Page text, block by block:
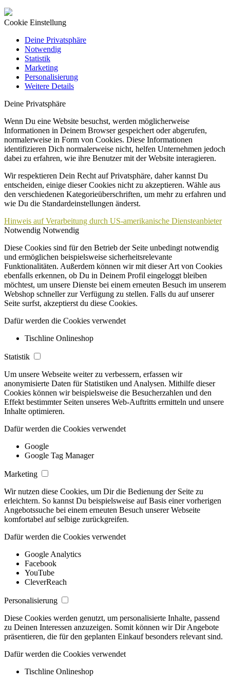
Cookie Einstellung
Deine Privatsphäre
Notwendig
Statistik
Marketing
Personalisierung
Weitere Details
Deine Privatsphäre
Wenn Du eine Website besuchst, werden möglicherweise
Informationen in Deinem Browser gespeichert oder abgerufen,
normalerweise in Form von Cookies. Diese Informationen
identifizieren Dich normalerweise nicht, helfen Unternehmen jedoch
dabei zu erfahren, wie ihre Benutzer mit der Website interagieren.
Wir respektieren Dein Recht auf Privatsphäre, daher kannst Du
entscheiden, einige dieser Cookies nicht zu akzeptieren. Wähle aus
den verschiedenen Kategorieüberschriften, um mehr zu erfahren und
wie Du die Standardeinstellungen änderst.
Hinweis auf Verarbeitung durch US-amerikanische Diensteanbieter
Notwendig Notwendig
Diese Cookies sind für den Betrieb der Seite unbedingt notwendig
und ermöglichen beispielsweise sicherheitsrelevante
Funktionalitäten. Außerdem können wir mit dieser Art von Cookies
ebenfalls erkennen, ob Du in Deinem Profil eingeloggt bleiben
möchtest, um unsere Dienste bei einem erneuten Besuch im unserem
Webshop schneller zur Verfügung zu stellen. Falls du auf unserer
Seite surfst, akzeptierst du diese Cookies.
Dafür werden die Cookies verwendet
Tischline Onlineshop
Statistik
Um unsere Webseite weiter zu verbessern, erfassen wir
anonymisierte Daten für Statistiken und Analysen. Mithilfe dieser
Cookies können wir beispielsweise die Besucherzahlen und den
Effekt bestimmter Seiten unseres Web-Auftritts ermitteln und unsere
Inhalte optimieren.
Dafür werden die Cookies verwendet
Google
Google Tag Manager
Marketing
Wir nutzen diese Cookies, um Dir die Bedienung der Seite zu
erleichtern. So kannst Du beispielsweise auf Basis einer vorherigen
Angebotssuche bei einem erneuten Besuch unserer Webseite
komfortabel auf selbige zurückgreifen.
Dafür werden die Cookies verwendet
Google Analytics
Facebook
YouTube
CleverReach
Personalisierung
Diese Cookies werden genutzt, um personalisierte Inhalte, passend
zu Deinen Interessen anzuzeigen. Somit können wir Dir Angebote
präsentieren, die für den geplanten Einkauf besonders relevant sind.
Dafür werden die Cookies verwendet
Tischline Onlineshop